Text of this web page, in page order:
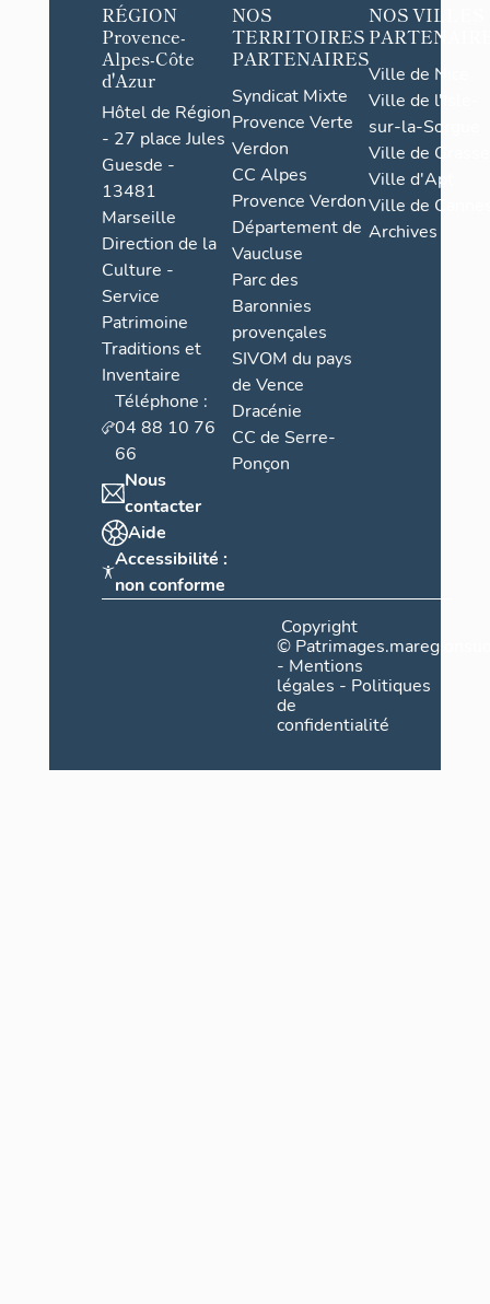
RÉGION
Provence-
Alpes-Côte
d'Azur
Hôtel de Région
- 27 place Jules
Guesde -
13481
Marseille
Direction de la
Culture -
Service
Patrimoine
Traditions et
Inventaire
Téléphone :
04 88 10 76
66
Nous
contacter
Aide
Accessibilité :
non conforme
NOS
TERRITOIRES
PARTENAIRES
Syndicat Mixte
Provence Verte
Verdon
CC Alpes
Provence Verdon
Département de
Vaucluse
Parc des
Baronnies
provençales
SIVOM du pays
de Vence
Dracénie
CC de Serre-
Ponçon
NOS VILLES
Ville de Nice
Ville de l'Isle-
sur-la-Sorgue
Ville de Grasse
Ville d'Apt
Ville de
Archives
Copyright
©
- Mentions
légales - Politiques
de
confidentialité